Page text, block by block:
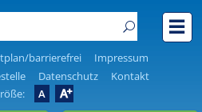
barrierefrei
Impressum
Datenschutz
Kontakt
A A